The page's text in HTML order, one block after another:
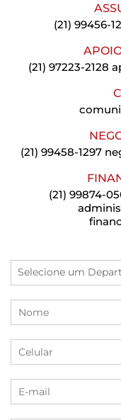
(21) 99456-
(21) 97223-2128
(21) 99458-1297
(21) 99874-